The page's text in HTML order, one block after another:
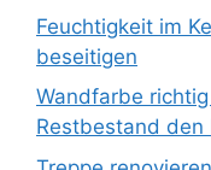
Feuchtigkeit im
beseitigen
Wandfarbe
Restbestand den